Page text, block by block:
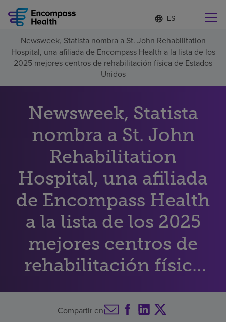
Lista
de
idiomas
contraída
d
o
m
a
c
c
i
o
a
o
Encuentre una localidad cerca de usted
Servicios de rehabilitación
Pacientes y cuidadores
Recursos de salud
Acerca de nosotros
Buscar un centro
Newsweek, Statista nombra a St. John Rehabilitation
Hospital, una afiliada de Encompass Health a la lista de los
2025 mejores centros de rehabilitación física de Estados
Unidos
Newsweek, Statista
nombra a St. John
Rehabilitation
Hospital, una afiliada
de Encompass Health
a la lista de los 2025
mejores centros de
rehabilitación física
de Estados Unidos
Compartir en